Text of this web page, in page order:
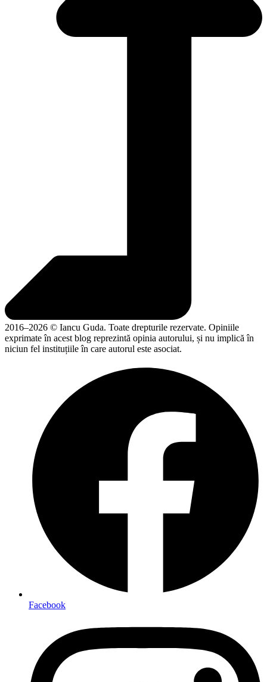
2016–2026 © Iancu Guda. Toate drepturile rezervate. Opiniile
exprimate în acest blog reprezintă opinia autorului, și nu implică în
niciun fel instituțiile în care autorul este asociat.
Facebook